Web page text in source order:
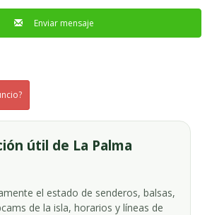
Enviar mensaje
útil de La Palma
el estado de senderos, balsas,
de la isla, horarios y líneas de